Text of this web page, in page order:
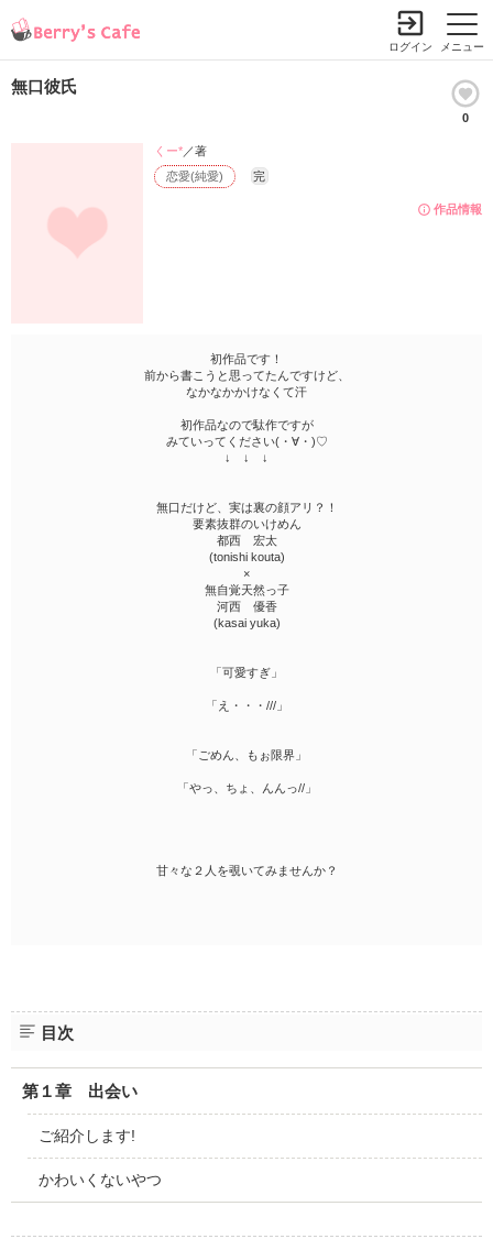
メニュー
ログイン
無口彼氏
0
作品情報
恋愛(純愛) 完
くー*／著
初作品です！
前から書こうと思ってたんですけど、
なかなかかけなくて汗
初作品なので駄作ですが
みていってください(・∀・)♡
↓ ↓ ↓
無口だけど、実は裏の顔アリ？！
要素抜群のいけめん
都西 宏太
(tonishi kouta)
×
無自覚天然っ子
河西 優香
(kasai yuka)
「可愛すぎ」
「え・・・///」
「ごめん、もぉ限界」
「やっ、ちょ、んんっ//」
甘々な２人を覗いてみませんか？
目次
第１章 出会い
ご紹介します!
かわいくないやつ